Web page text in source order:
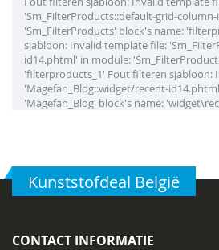
'Sm_FilterProducts::default-grid-
'Sm_FilterProducts' block's name:
sjabloon: Invalid template file:
id14.phtml' in module:
'filterproducts_1' Fout filteren sjabloon:
'Magefan_Blog::widget/recent-
'Magefan_Blog' block's name:
Kunststofdeal België
CONTACT INFORMATIE